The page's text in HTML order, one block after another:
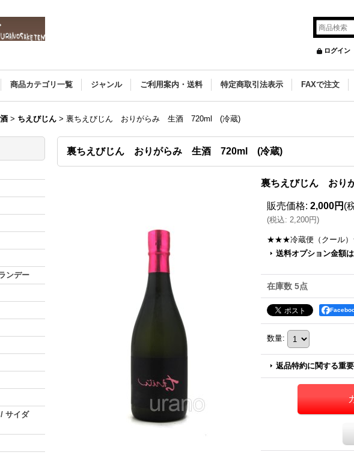
ログイン
商品カテゴリ一覧 ジャンル ご利用案内・送料 特定商取引法表示 FAXで注文
> ちえびじん > 裏ちえびじん おりがらみ 生酒 720ml (冷蔵)
ンデー
サイダ
裏ちえびじん おりがらみ 生酒 720ml (冷蔵)
裏ちえびじん お
販売価格: 2,000円 (
(税込: 2,200円)
★★★冷蔵便（クール
送料オプション金額
在庫数 5点
数量:
返品特約に関する重